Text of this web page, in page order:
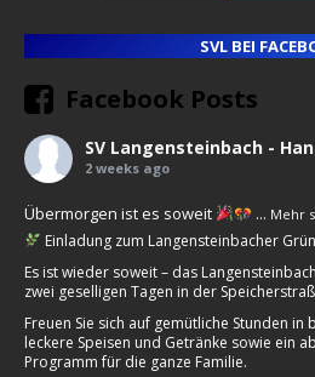
SVL BEI
Facebook Posts
SV Langensteinbach -
2 weeks ago
Übermorgen ist es soweit
Einladung zum Langensteinbacher
Es ist wieder soweit – das
zwei geselligen Tagen in der
Freuen Sie sich auf gemütliche Stunden
leckere Speisen und Getränke sowie ein
Programm für die ganze Familie.
... Mehr